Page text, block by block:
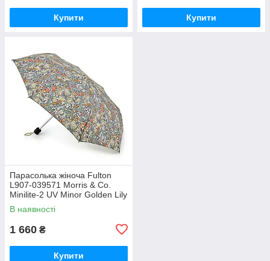
Купити Купити
Парасолька жіноча Fulton
L907-039571 Morris & Co.
Minilite-2 UV Minor Golden Lily
Slate Manilla (Золота лілія)
В наявності
1 660 ₴
Купити